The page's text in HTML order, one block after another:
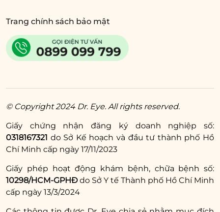
Trang chính sách bảo mật
© Copyright 2024 Dr. Eye. All rights reserved.
Giấy chứng nhận đăng ký doanh nghiệp số:
0318167321 do Sở Kế hoạch và đầu tư thành phố Hồ
Chí Minh cấp ngày 17/11/2023
Giấy phép hoạt động khám bệnh, chữa bệnh số:
10298/HCM-GPHĐ do Sở Y tế Thành phố Hồ Chí Minh
cấp ngày 13/3/2024